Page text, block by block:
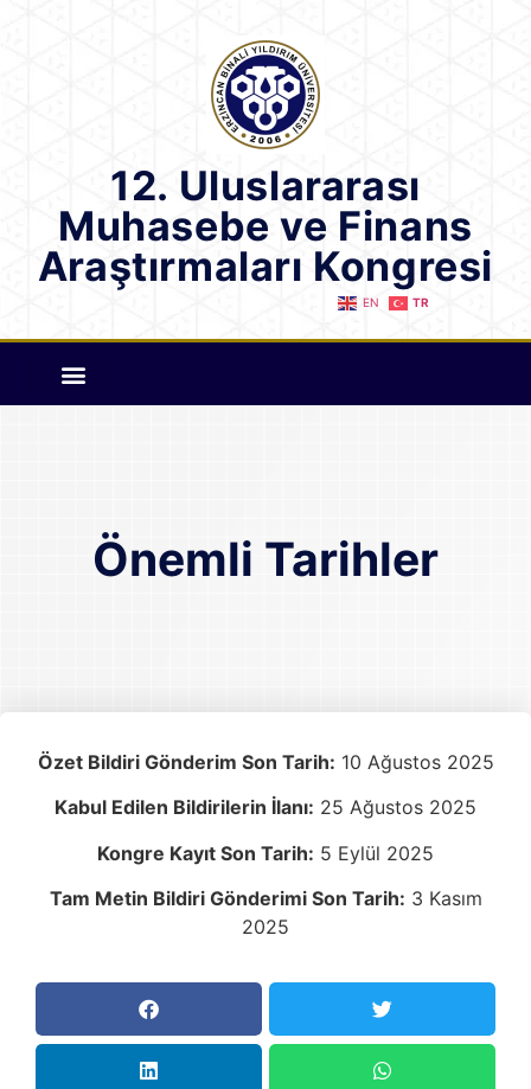
12. Uluslararası
Muhasebe ve Finans
Araştırmaları Kongresi
EN TR
Önemli Tarihler
Özet Bildiri Gönderim Son Tarih: 10 Ağustos 2025
Kabul Edilen Bildirilerin İlanı: 25 Ağustos 2025
Kongre Kayıt Son Tarih: 5 Eylül 2025
Tam Metin Bildiri Gönderimi Son Tarih: 3 Kasım
2025